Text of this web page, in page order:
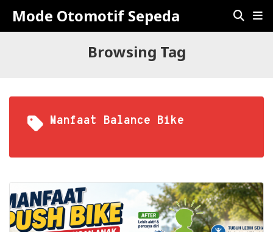
Mode Otomotif Sepeda
Browsing Tag
Manfaat Balance Bike